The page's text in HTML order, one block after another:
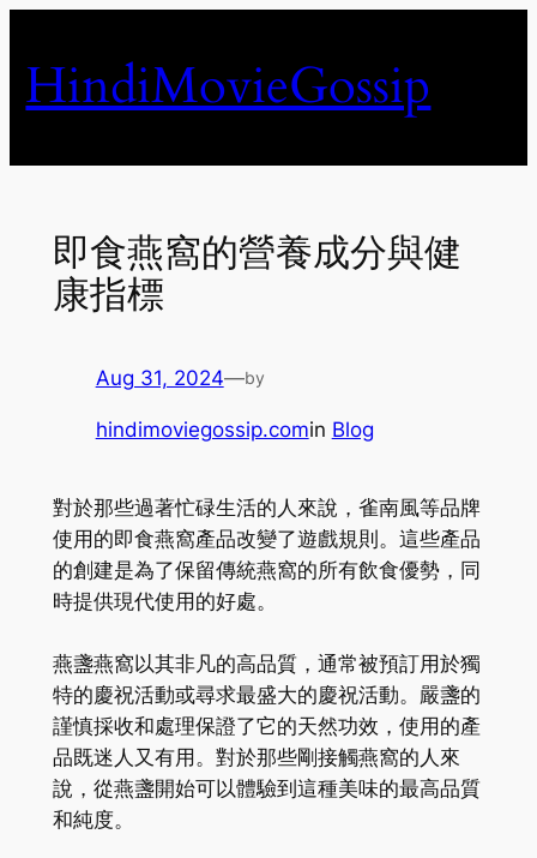
content
HindiMovieGossip
即食燕窩的營養成分與健
康指標
Aug 31, 2024—by
hindimoviegossip.comin Blog
對於那些過著忙碌生活的人來說，雀南風等品牌
使用的即食燕窩產品改變了遊戲規則。這些產品
的創建是為了保留傳統燕窩的所有飲食優勢，同
時提供現代使用的好處。
燕盞燕窩以其非凡的高品質，通常被預訂用於獨
特的慶祝活動或尋求最盛大的慶祝活動。嚴盞的
謹慎採收和處理保證了它的天然功效，使用的產
品既迷人又有用。對於那些剛接觸燕窩的人來
說，從燕盞開始可以體驗到這種美味的最高品質
和純度。